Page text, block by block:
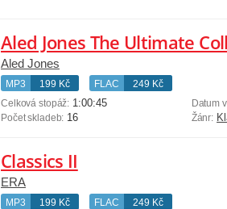
Aled Jones The Ultimate
Aled Jones
MP3 199 Kč FLAC
249 Kč
Celková stopáž: 1:00:45
Počet skladeb: 16
Datum
Žánr:
Classics II
ERA
MP3 199 Kč FLAC
249 Kč